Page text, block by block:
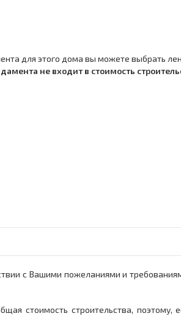
для этого дома вы можете выбрать
не входит в стоимость
с Вашими пожеланиями и
стоимость строительства,